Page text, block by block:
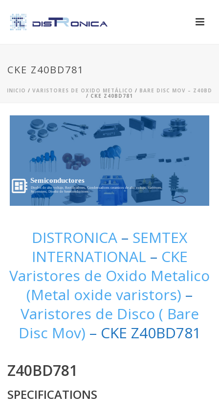
CKE Z40BD781
INICIO / VARISTORES DE OXIDO METÁLICO / BARE DISC MOV – Z40BD
/ CKE Z40BD781
Semiconductores
Diodos de alto voltaje, Rectificadores, Condensadores ceramicos de alto voltaje, Varistores,
Supresores, Diseño de Semiconductores...
DISTRONICA – SEMTEX
INTERNATIONAL – CKE
Varistores de Oxido Metalico
(Metal oxide varistors) –
Varistores de Disco ( Bare
Disc Mov) – CKE Z40BD781
Z40BD781
SPECIFICATIONS